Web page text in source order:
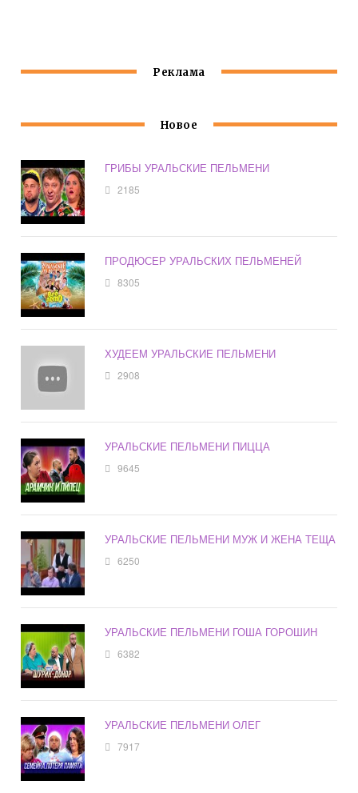
Реклама
Новое
ГРИБЫ УРАЛЬСКИЕ ПЕЛЬМЕНИ
2185
ПРОДЮСЕР УРАЛЬСКИХ ПЕЛЬМЕНЕЙ
8305
ХУДЕЕМ УРАЛЬСКИЕ ПЕЛЬМЕНИ
2908
УРАЛЬСКИЕ ПЕЛЬМЕНИ ПИЦЦА
9645
УРАЛЬСКИЕ ПЕЛЬМЕНИ МУЖ И ЖЕНА ТЕЩА
6250
УРАЛЬСКИЕ ПЕЛЬМЕНИ ГОША ГОРОШИН
6382
УРАЛЬСКИЕ ПЕЛЬМЕНИ ОЛЕГ
7917